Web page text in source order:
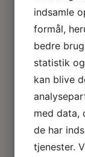
dengang, de
den
Maho Beach
På både den
lækre strande
Overnatning:
lign.
Dag 12
indsamle
formål,
bedre
statistik
kan blive
med data,
de har
tjenester.